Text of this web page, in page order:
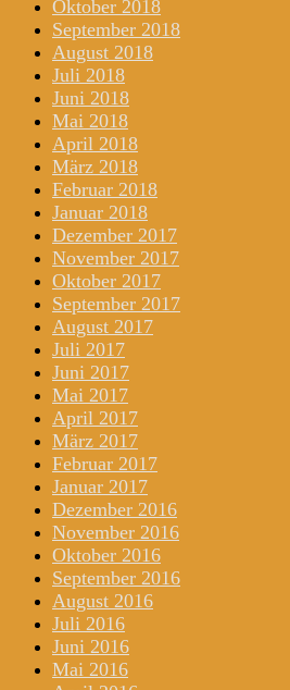
Oktober 2018
September 2018
August 2018
Juli 2018
Juni 2018
Mai 2018
April 2018
März 2018
Februar 2018
Januar 2018
Dezember 2017
November 2017
Oktober 2017
September 2017
August 2017
Juli 2017
Juni 2017
Mai 2017
April 2017
März 2017
Februar 2017
Januar 2017
Dezember 2016
November 2016
Oktober 2016
September 2016
August 2016
Juli 2016
Juni 2016
Mai 2016